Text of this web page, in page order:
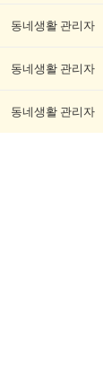
동네생활 관리자
동네생활 관리자
동네생활 관리자